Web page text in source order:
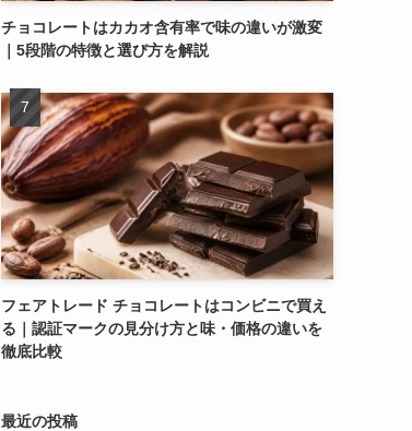
チョコレートはカカオ含有率で味の違いが激変
｜5段階の特徴と選び方を解説
フェアトレード チョコレートはコンビニで買え
る｜認証マークの見分け方と味・価格の違いを
徹底比較
最近の投稿